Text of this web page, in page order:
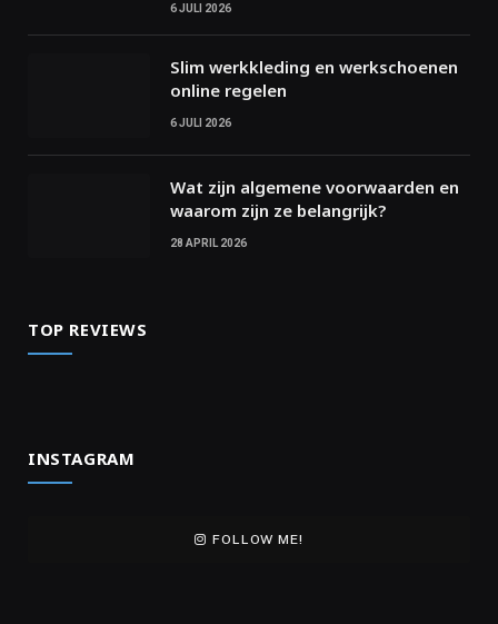
6 JULI 2026
Slim werkkleding en werkschoenen
online regelen
6 JULI 2026
Wat zijn algemene voorwaarden en
waarom zijn ze belangrijk?
28 APRIL 2026
TOP REVIEWS
INSTAGRAM
FOLLOW ME!